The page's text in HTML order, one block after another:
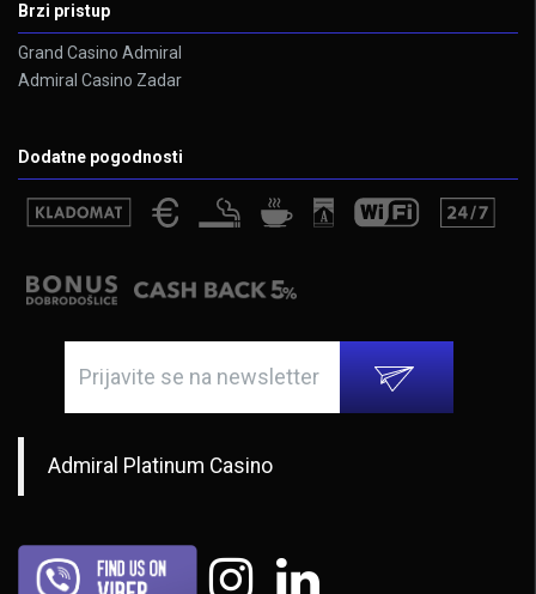
Brzi pristup
Grand Casino Admiral
Admiral Casino Zadar
Dodatne pogodnosti
Admiral Platinum Casino